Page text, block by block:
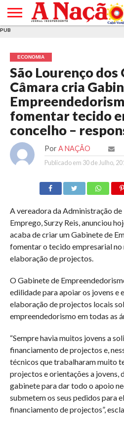
E DE
COOKIES
DE
UTILIZAÇÃO
PUB
ECONOMIA
São Lourenço dos
Câmara cria
fomentar tecido
concelho –
Por A NAÇÃO
Publicado em 30 de Julho,
A vereadora da Administração de
Emprego, Surzy Reis, anunciou
acaba de criar um Gabinete de
fomentar o tecido empresarial no
elaboração de projectos.
O Gabinete de
edilidade para apoiar os jovens e
elaboração de projectos locais
empreendedorismo em todas as
“Sempre havia muitos jovens a
financiamento de projectos e,
técnicos que trabalharam muito
projectos e orientações a jovens,
gabinete para dar todo o apoio
submetem os seus pedidos para
financiamento de projectos”,